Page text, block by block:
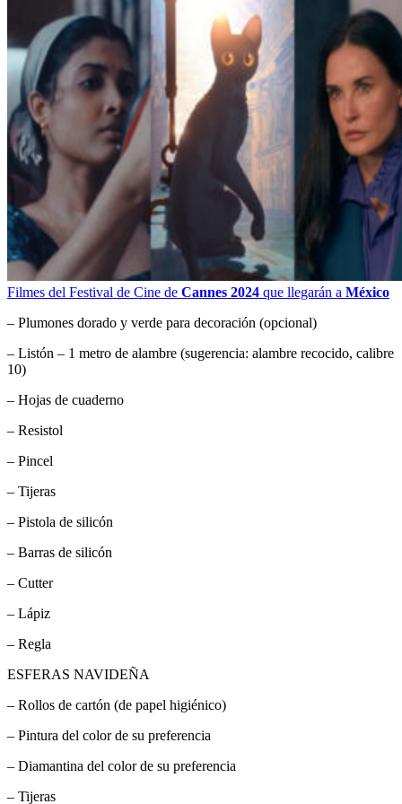
Filmes del Festival de Cine de Cannes 2024 que llegarán a México
– Plumones dorado y verde para decoración (opcional)
– Listón – 1 metro de alambre (sugerencia: alambre recocido, calibre
10)
– Hojas de cuaderno
– Resistol
– Pincel
– Tijeras
– Pistola de silicón
– Barras de silicón
– Cutter
– Lápiz
– Regla
ESFERAS NAVIDEÑA
– Rollos de cartón (de papel higiénico)
– Pintura del color de su preferencia
– Diamantina del color de su preferencia
– Tijeras